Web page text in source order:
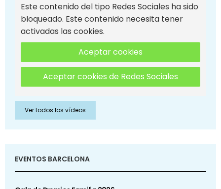
Este contenido del tipo Redes Sociales ha sido
bloqueado. Este contenido necesita tener
activadas las cookies.
Aceptar cookies
Aceptar cookies de Redes Sociales
Ver todos los vídeos
EVENTOS BARCELONA